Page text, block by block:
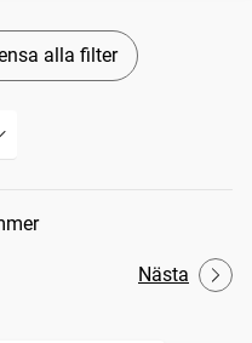
alla filter
Nästa